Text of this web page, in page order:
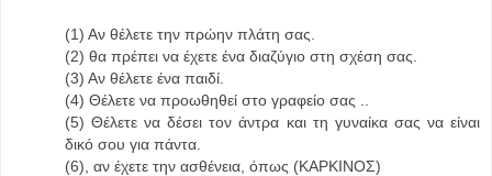
(1) Αν θέλετε την πρώην πλάτη σας.
(2) θα πρέπει να έχετε ένα διαζύγιο στη σχέση σας.
(3) Αν θέλετε ένα παιδί.
(4) Θέλετε να προωθηθεί στο γραφείο σας ..
(5) Θέλετε να δέσει τον άντρα και τη γυναίκα σας να είναι
δικό σου για πάντα.
(6), αν έχετε την ασθένεια, όπως (ΚΑΡΚΙΝΟΣ)